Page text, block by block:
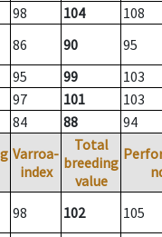
98 104
108
86 90
95
95 99
103
97 101
103
84 88 94
Varroa-
index
Total
breeding
value
98 102 105